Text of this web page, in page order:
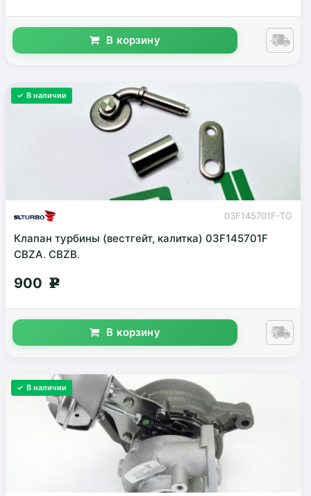
В корзину
✓ В наличии
03F145701F-TG
Клапан турбины (вестгейт, калитка) 03F145701F
CBZA, CBZB,
900 g
В корзину
✓ В наличии